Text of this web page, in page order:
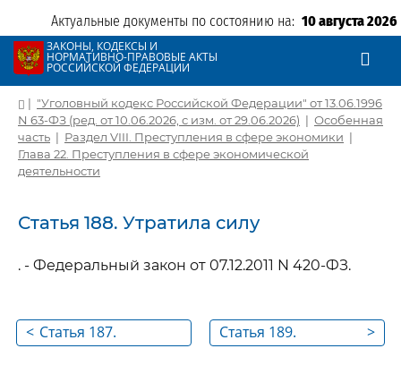
Актуальные документы по состоянию на: 10 августа 2026
ЗАКОНЫ, КОДЕКСЫ И
НОРМАТИВНО-ПРАВОВЫЕ АКТЫ
РОССИЙСКОЙ ФЕДЕРАЦИИ
| "Уголовный кодекс Российской Федерации" от 13.06.1996
N 63-ФЗ (ред. от 10.06.2026, с изм. от 29.06.2026) | Особенная
часть | Раздел VIII. Преступления в сфере экономики |
Глава 22. Преступления в сфере экономической
деятельности
Статья 188. Утратила силу
. - Федеральный закон от 07.12.2011 N 420-ФЗ.
< Статья 187.
>
Статья 189.